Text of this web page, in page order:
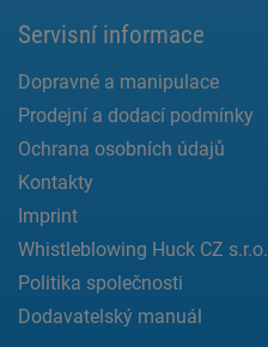
Servisní informace
Dopravné a manipulace
Prodejní a dodací podmínky
Ochrana osobních údajů
Kontakty
Imprint
Whistleblowing Huck CZ s.r.o.
Politika společnosti
Dodavatelský manuál